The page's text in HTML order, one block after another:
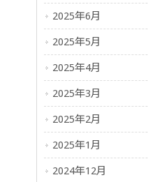
2025年6月
2025年5月
2025年4月
2025年3月
2025年2月
2025年1月
2024年12月